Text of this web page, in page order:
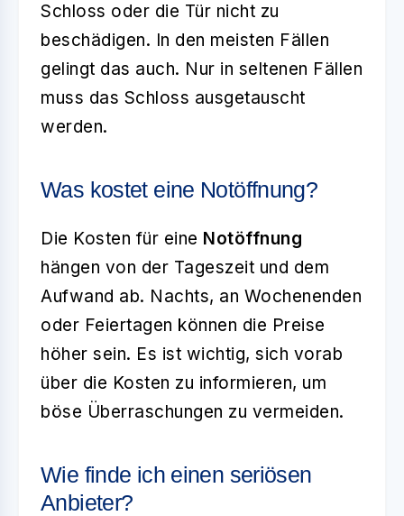
Schloss oder die Tür nicht zu
beschädigen. In den meisten Fällen
gelingt das auch. Nur in seltenen Fällen
muss das Schloss ausgetauscht
werden.
Was kostet eine Notöffnung?
Die Kosten für eine Notöffnung
hängen von der Tageszeit und dem
Aufwand ab. Nachts, an Wochenenden
oder Feiertagen können die Preise
höher sein. Es ist wichtig, sich vorab
über die Kosten zu informieren, um
böse Überraschungen zu vermeiden.
Wie finde ich einen seriösen
Anbieter?